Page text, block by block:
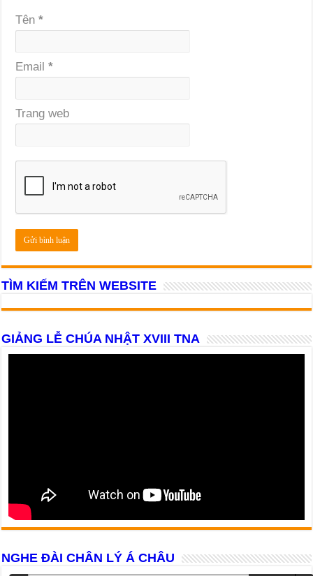
Tên*
Email*
Trang web
TÌM KIẾM TRÊN WEBSITE
GIẢNG LỄ CHÚA NHẬT XVIII TNA
NGHE ĐÀI CHÂN LÝ Á CHÂU